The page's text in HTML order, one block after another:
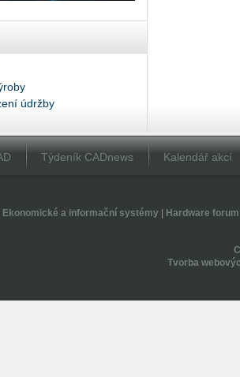
údržby
Týdeník CADnews Kalendář akcí
Ekonomické a informační systémy| Hardware forum
Tvorba